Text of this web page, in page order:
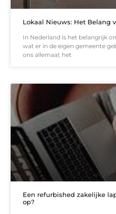
Lokaal Nieuws: Het Belang
In Nederland is het belangrijk
wat er in de eigen gemeente
ons allemaal; het
Een refurbished zakelijke
op?